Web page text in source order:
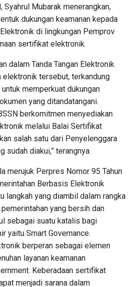
Syahrul Mubarak menerangkan,
dukungan keamanan kepada
di lingkungan Pemprov
sertifikat elektronik.
dalam Tanda Tangan Elektronik.
elektronik tersebut, terkandung
memperkuat dukungan
yang ditandatangani.
berkomitmen menyediakan
melalui Balai Sertifikat
salah satu dari Penyelenggara
sudah diakui,” terangnya.
merujuk Perpres Nomor 95 Tahun
Berbasis Elektronik
langkah yang diambil dalam rangka
yang bersih dan
sebagai suatu katalis bagi
yaitu Smart Governance.
berperan sebagai elemen
layanan keamanan
Keberadaan sertifikat
menjadi sarana dalam